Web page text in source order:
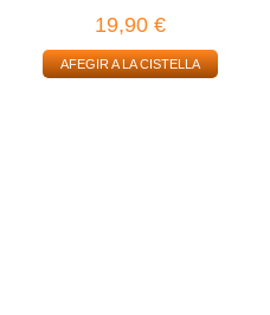
19,90 €
AFEGIR A LA CISTELLA